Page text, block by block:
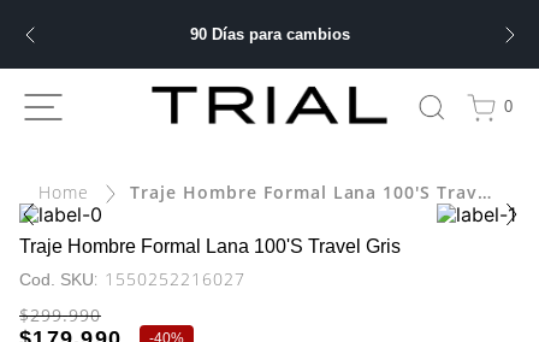
90 Días para cambios
0
Traje Hombre Formal Lana 100'S Travel Gris
Traje Hombre Formal Lana 100'S Travel Gris
: 1550252216027
$299.990
BUSCADOS